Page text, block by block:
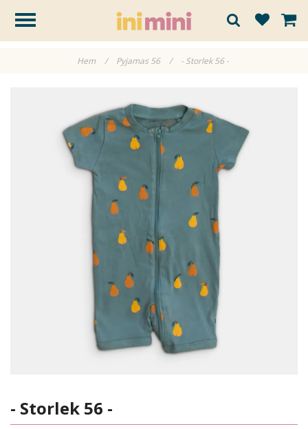
Hem / Pyjamas 56 / - Storlek 56 -
- Storlek 56 -